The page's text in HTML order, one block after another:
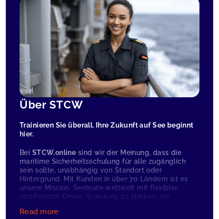
Über STCW
Trainieren Sie überall. Ihre Zukunft auf See beginnt
hier.
Bei STCW.online sind wir der Meinung, dass die
maritime Sicherheitsschulung für alle zugänglich
sein sollte, unabhängig von Standort oder
Hintergrund. Mit Kunden in über 70 Ländern ist es
unsere Mission, Seeleute weltweit mit flexibler,
zertifizierter Online-Schulung zu stärken, die
Read more